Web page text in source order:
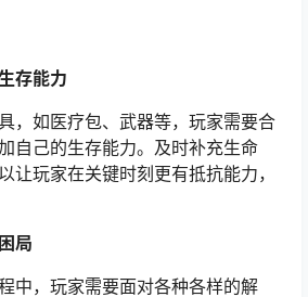
存能力
，如医疗包、武器等，玩家需要合
自己的生存能力。及时补充生命
让玩家在关键时刻更有抵抗能力，
局
中，玩家需要面对各种各样的解